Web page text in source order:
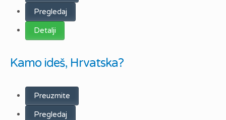
Pregledaj
Detalji
Kamo ideš, Hrvatska?
Preuzmite
Pregledaj